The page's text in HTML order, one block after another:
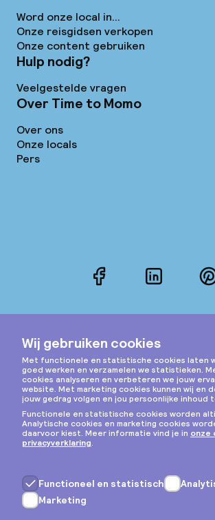
Word onze local in...
Onze reisgidsen verkopen
Onze content gebruiken
Hulp nodig?
Veelgestelde vragen
Over Time to Momo
Over ons
Onze locals
Pers
FacebookLinkedIn
Instagram
Privacy & cookies
Algemene voorwaarden